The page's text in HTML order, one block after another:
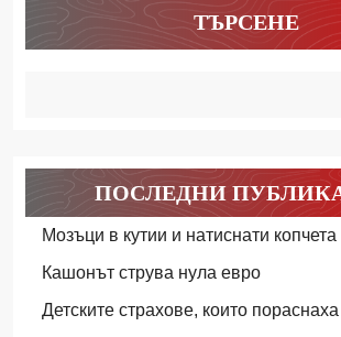
ТЪРСЕНЕ
ПОСЛЕДНИ
Мозъци в кутии и натиснати копчета
Кашонът струва нула евро
Детските страхове, които пораснаха